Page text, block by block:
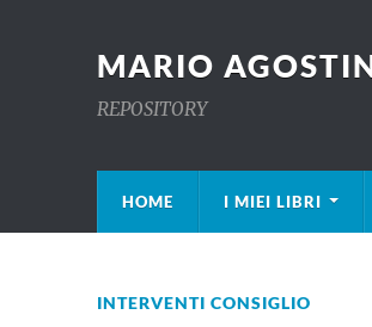
MARIO
REPOSITORY
HOME I MIEI LIBRI
INTERVENTI CONSIGLIO